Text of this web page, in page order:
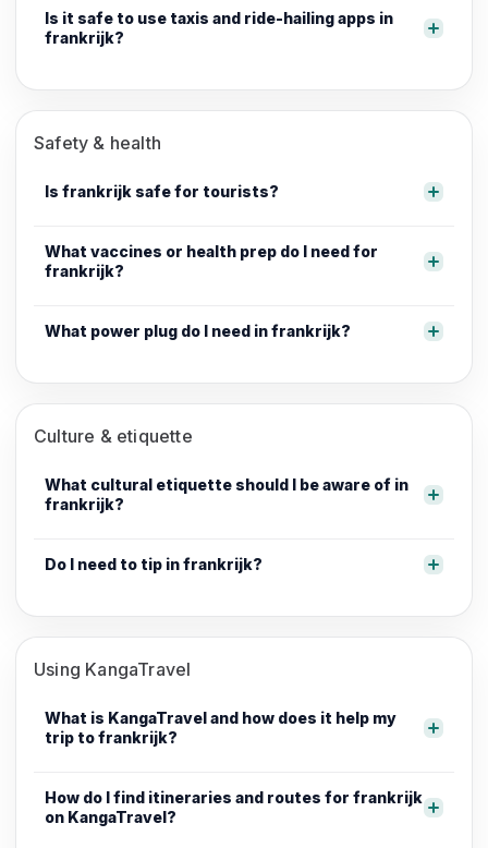
Is it safe to use taxis and ride-hailing apps in
frankrijk?
Safety & health
Is frankrijk safe for tourists?
What vaccines or health prep do I need for
frankrijk?
What power plug do I need in frankrijk?
Culture & etiquette
What cultural etiquette should I be aware of in
frankrijk?
Do I need to tip in frankrijk?
Using KangaTravel
What is KangaTravel and how does it help my
trip to frankrijk?
How do I find itineraries and routes for frankrijk
on KangaTravel?